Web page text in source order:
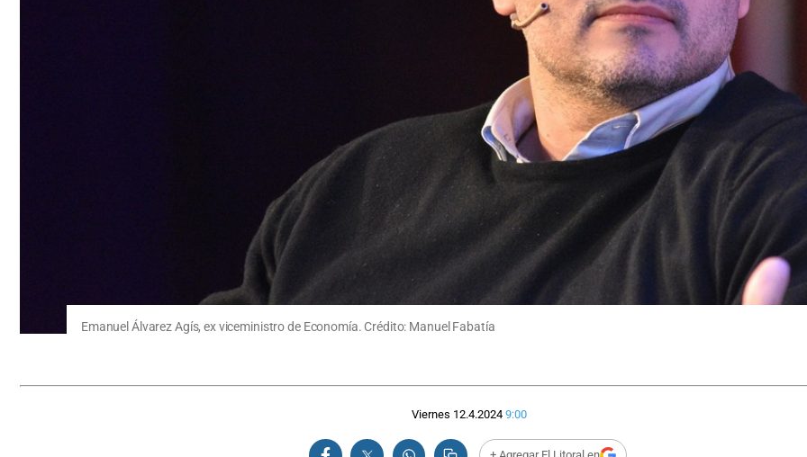
Emanuel Álvarez Agís, ex viceministro de Economía. Crédito: Manuel Fabatía
Viernes 12.4.2024 9:00